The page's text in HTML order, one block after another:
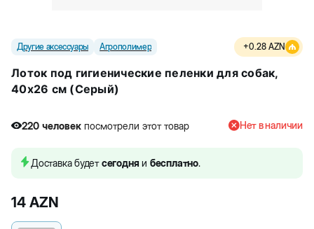
Другие аксессуары Агрополимер +0.28 AZN
Лоток под гигиенические пеленки для собак,
40x26 см (Серый)
220 человек посмотрели этот товар Нет в наличии
Доставка будетсегодня и бесплатно.
14 AZN